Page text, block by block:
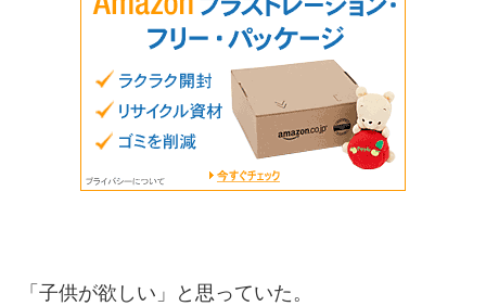
「子供が欲しい」と思っていた。